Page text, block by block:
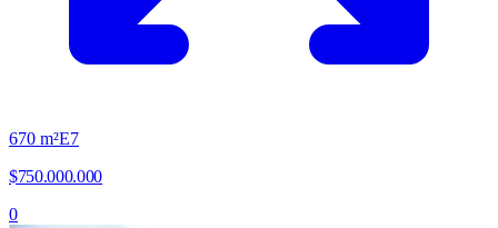
670 m²E7
$750.000.000
0